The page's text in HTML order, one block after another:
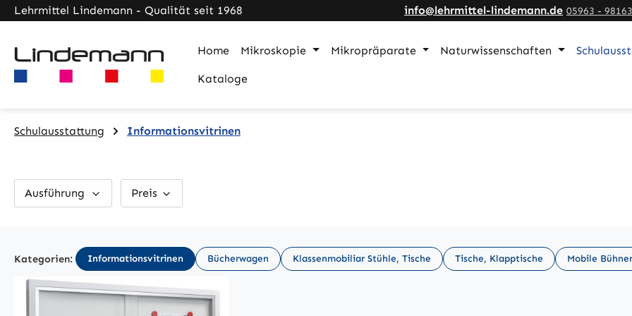
Hauptinhalt springen
Zur Suche springen
Zur Hauptnavigation springen
Lehrmittel Lindemann - Qualität seit 1968 info@lehrmittel-lindemann.de 05963 -
Home Mikroskopie Mikropräparate Naturwissenschaften
Kataloge
Schulausstattung Informationsvitrinen
Ausführung Preis
Kategorien: Informationsvitrinen Bücherwagen Klassenmobiliar Stühle, Tische Tische, Klapptische Mobile